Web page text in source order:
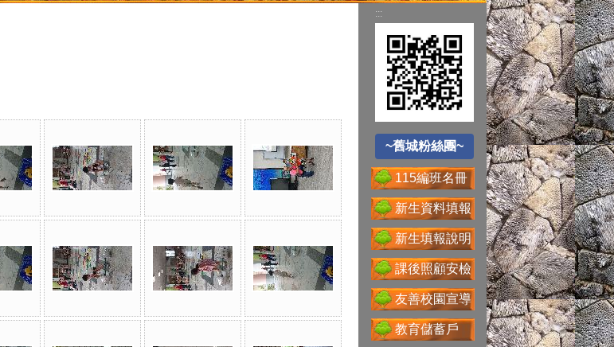
:::
~舊城粉絲團~
~舊城粉絲團~
115編班名冊
新生資料填報
新生填報說明
課後照顧安檢
友善校園宣導
教育儲蓄戶
空氣品質監測站
遊戲軟體分級制
Office365